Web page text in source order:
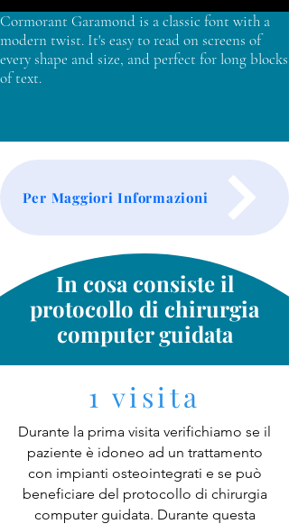
Cormorant Garamond is a classic font with a
modern twist. It's easy to read on screens of
every shape and size, and perfect for long blocks
of text.
Per Maggiori Informazioni
In cosa consiste il
protocollo di chirurgia
computer guidata
1 visita
Durante la prima visita verifichiamo se il
paziente è idoneo ad un trattamento
con impianti osteointegrati e se può
beneficiare del protocollo di chirurgia
computer guidata. Durante questa